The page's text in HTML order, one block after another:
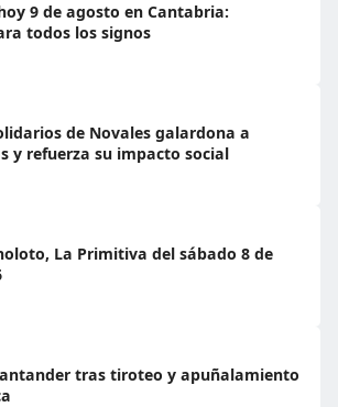
9 de agosto en Cantabria:
todos los signos
de Novales galardona a
y refuerza su impacto social
La Primitiva del sábado 8 de
tras tiroteo y apuñalamiento